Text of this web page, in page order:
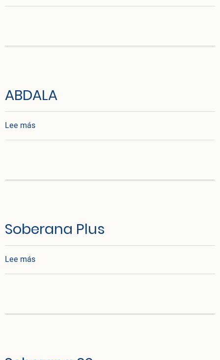
ABDALA
Lee mássobre ABDALA
Soberana Plus
Lee mássobre Soberana Plus